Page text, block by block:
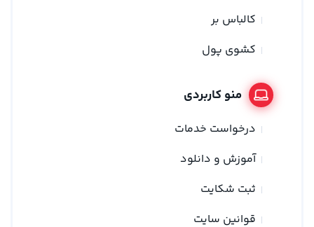
کالباس بر
کشوی پول
منو کاربردی
درخواست خدمات
آموزش و دانلود
ثبت شکایت
قوانین سایت